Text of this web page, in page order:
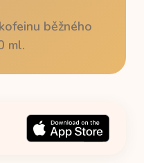
běžného
ml.